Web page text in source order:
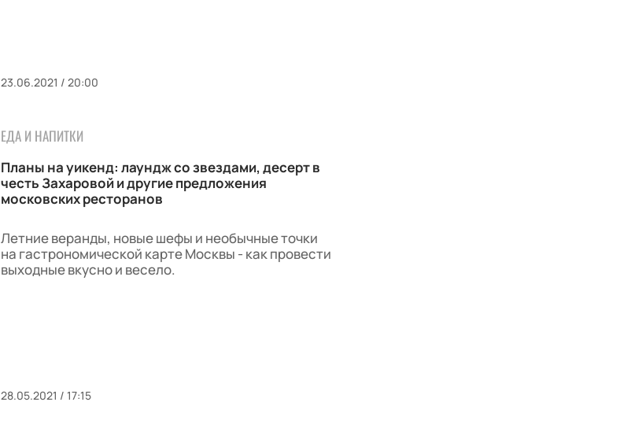
23.06.2021 / 20:00
ЕДА И НАПИТКИ
Планы на уикенд: лаундж со звездами, десерт в
честь Захаровой и другие предложения
московских ресторанов
Летние веранды, новые шефы и необычные точки
на гастрономической карте Москвы - как провести
выходные вкусно и весело.
28.05.2021 / 17:15